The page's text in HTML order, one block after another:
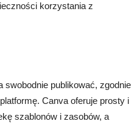
korzystania z
swobodnie publikować, zgodnie
Canva oferuje prosty i
szablonów i zasobów, a